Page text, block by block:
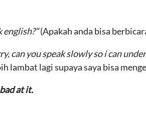
english?”(Apakah anda bisa
can you speak slowly so i can
lambat lagi supaya saya bisa
at it.